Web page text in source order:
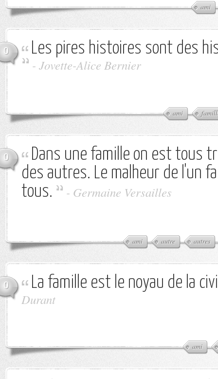
ami
0 Les pires histoires sont des
- Jovette-Alice Bernier
ami
0
Dans une famille on est tous
des autres. Le malheur de l'un
tous.
- Germaine Versailles
ami autre autres
0 La famille est le noyau de la
Durant
ami